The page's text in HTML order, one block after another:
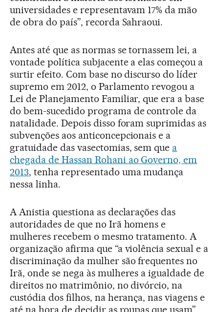
universidades e representavam 17% da mão
de obra do país”, recorda Sahraoui.
Antes até que as normas se tornassem lei, a
vontade política subjacente a elas começou a
surtir efeito. Com base no discurso do líder
supremo em 2012, o Parlamento revogou a
Lei de Planejamento Familiar, que era a base
do bem-sucedido programa de controle da
natalidade. Depois disso foram suprimidas as
subvenções aos anticoncepcionais e a
gratuidade das vasectomias, sem que a
chegada de Hassan Rohani ao Governo, em
2013, tenha representado uma mudança
nessa linha.
A Anistia questiona as declarações das
autoridades de que no Irã homens e
mulheres recebem o mesmo tratamento. A
organização afirma que “a violência sexual e a
discriminação da mulher são frequentes no
Irã, onde se nega às mulheres a igualdade de
direitos no matrimônio, no divórcio, na
custódia dos filhos, na herança, nas viagens e
até na hora de decidir as roupas que usam”.